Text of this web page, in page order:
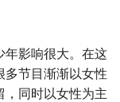
年影响很大。在这
多节目渐渐以女性
，同时以女性为主